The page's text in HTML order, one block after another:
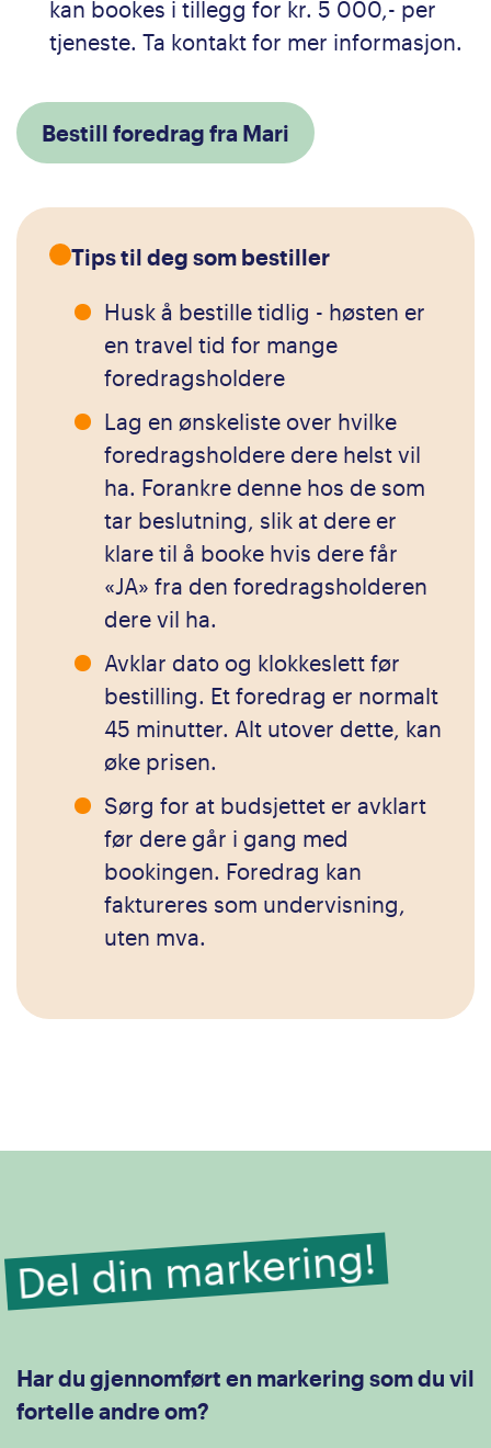
kan bookes i tillegg for kr. 5 000,- per
tjeneste. Ta kontakt for mer informasjon.
Bestill foredrag fra Mari
Tips til deg som bestiller
Husk å bestille tidlig - høsten er
en travel tid for mange
foredragsholdere
Lag en ønskeliste over hvilke
foredragsholdere dere helst vil
ha. Forankre denne hos de som
tar beslutning, slik at dere er
klare til å booke hvis dere får
«JA» fra den foredragsholderen
dere vil ha.
Avklar dato og klokkeslett før
bestilling. Et foredrag er normalt
45 minutter. Alt utover dette, kan
øke prisen.
Sørg for at budsjettet er avklart
før dere går i gang med
bookingen. Foredrag kan
faktureres som undervisning,
uten mva.
Del din markering!
Har du gjennomført en markering som du vil
fortelle andre om?